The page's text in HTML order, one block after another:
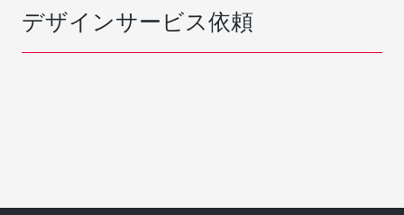
デザインサービス依頼